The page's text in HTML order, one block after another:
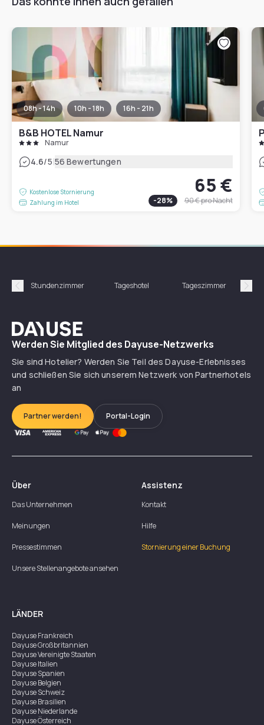
08h - 14h 10h - 18h 16h - 21h
B&B HOTEL Namur
Namur
4.6/5|56 Bewertungen
Kostenlose Stornierung
Zahlung im Hotel
65 €
-28% 90 €pro Nacht
Précédent
Stundenzimmer Tageshotel Tageszimmer
Dayuse
Werden Sie Mitglied des Dayuse-Netzwerks
Sie sind Hotelier? Werden Sie Teil des Dayuse-Erlebnisses
und schließen Sie sich unserem Netzwerk von Partnerhotels
an
Partner werden! Portal-Login
Über
Das Unternehmen
Meinungen
Pressestimmen
Unsere Stellenangebote ansehen
Assistenz
Kontakt
Hilfe
Stornierung einer Buchung
LÄNDER
DayuseFrankreich
DayuseGroßbritannien
DayuseVereinigte Staaten
DayuseItalien
DayuseSpanien
DayuseBelgien
DayuseSchweiz
DayuseBrasilien
DayuseNiederlande
DayuseÖsterreich